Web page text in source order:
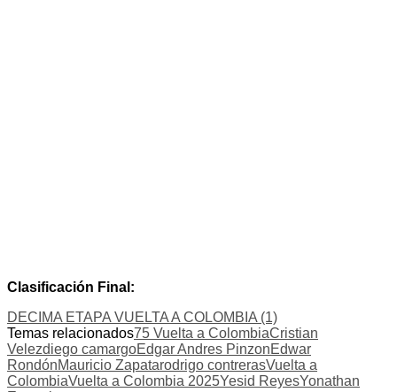
Clasificación Final:
DECIMA ETAPA VUELTA A COLOMBIA (1)
Temas relacionados75 Vuelta a ColombiaCristian
Velezdiego camargoEdgar Andres PinzonEdwar
RondónMauricio Zapatarodrigo contrerasVuelta a
ColombiaVuelta a Colombia 2025Yesid ReyesYonathan